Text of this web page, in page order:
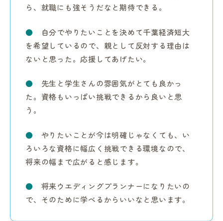
ら、就職にも強そうだなと期待できる。
●
自分でやりたいことを決めて千葉経済短大
を希望しているので、親として反対する理由は
ないと思った。応援してあげたい。
● 先生と学生さんの雰囲気がとても良かっ
た。資格もいっぱい挑戦できるから良いと思
う。
● やりたいことが今は明確じゃなくても、い
ろいろな資格に幅広く挑戦できる環境なので、
将来の幅まで広がると感じます。
● 将来ウエディングプランナーになりたいの
で、そのために学べるからいいなと思います。